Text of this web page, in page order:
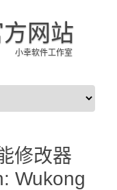
网站
作室
修改器
Wukong